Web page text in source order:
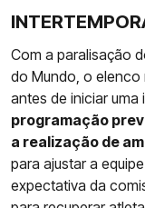
Com a paralisação
do Mundo, o
antes de iniciar
programação
a realização de
para ajustar a
expectativa da